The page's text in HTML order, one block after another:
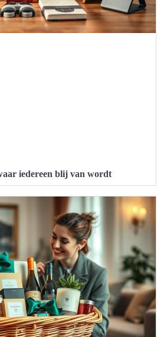
iedereen blij van wordt